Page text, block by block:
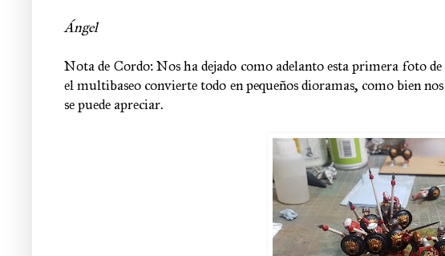
Ángel
Nota de Cordo: Nos ha dejado como adelanto esta primera foto de
el multibaseo convierte todo en pequeños dioramas, como bien
se puede apreciar.